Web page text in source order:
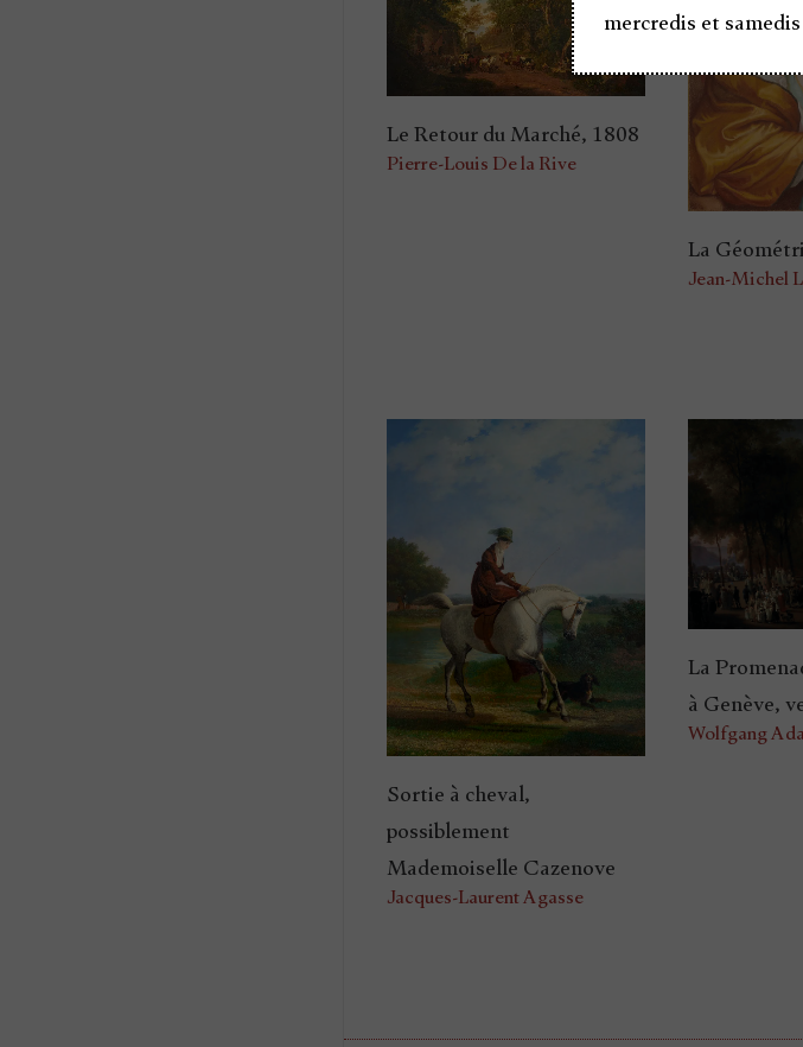
Le Retour du Marché, 1808
Pierre-Louis De la Rive
La
Jean-Michel
Sortie à cheval,
possiblement
Mademoiselle Cazenove
Jacques-Laurent Agasse
La
à Genève,
Wolfgang
mercredis et